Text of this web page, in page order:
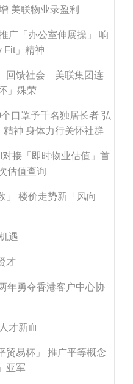
美联物业录盈利
广「办公室伸展操」 响
Fit」精神
回馈社会 美联集团连
」殊荣
口罩予千名独居长者 弘
神 身体力行关怀社群
接「即时物业估值」首
估值查询
」 楼价走势新「风向
遇
才
年勇夺香港客户中心协
才新血
贸易杯」 推广平等概念
亚军